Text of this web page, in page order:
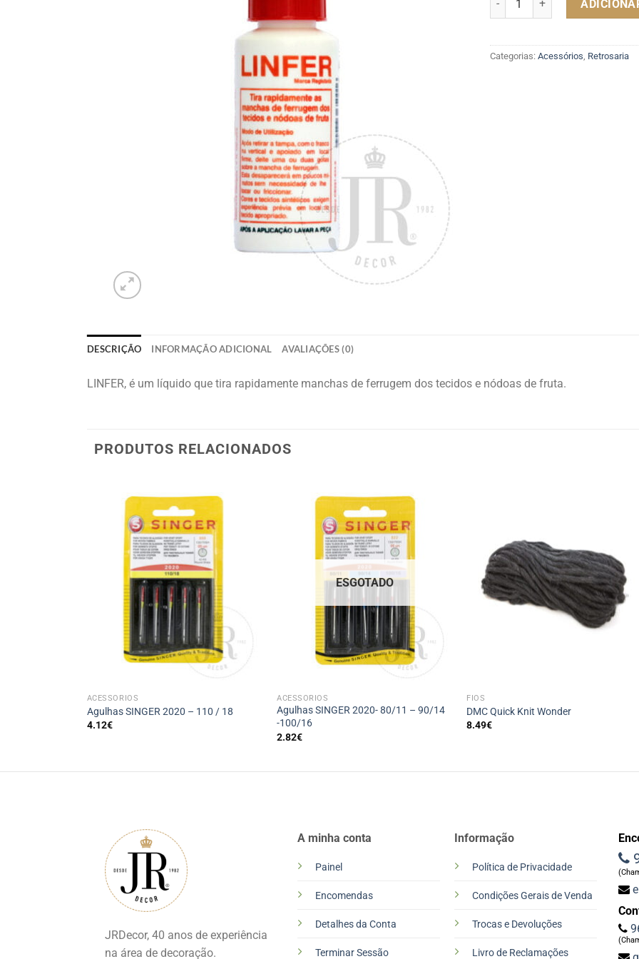
Categorias: Acessórios Retrosaria
DESCRIÇÃO INFORMAÇÃO ADICIONAL AVALIAÇÕES (0)
LINFER, é um líquido que tira rapidamente manchas de ferrugem dos tecidos e nódoas de fruta.
PRODUTOS RELACIONADOS
ACESSÓRIOS
Agulhas SINGER 2020 – 110 / 18
4.12€
ESGOTADO
ACESSÓRIOS
Agulhas SINGER 2020- 80/11 – 90/14
-100/16
2.82€
FIOS
DMC Quick Knit Wonder
8.49€
JRDecor, 40 anos de experiência
na área de decoração.
A minha conta
Painel
Encomendas
Detalhes da Conta
Terminar Sessão
Informação
Política de Privacidade
Condições Gerais de Venda
Trocas e Devoluções
Livro de Reclamações